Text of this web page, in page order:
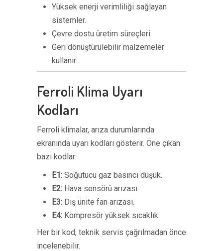
Yüksek enerji verimliliği sağlayan
sistemler.
Çevre dostu üretim süreçleri.
Geri dönüştürülebilir malzemeler
kullanır.
Ferroli Klima Uyarı
Kodları
Ferroli klimalar, arıza durumlarında
ekranında uyarı kodları gösterir. Öne çıkan
bazı kodlar:
E1: Soğutucu gaz basıncı düşük.
E2: Hava sensörü arızası.
E3: Dış ünite fan arızası.
E4: Kompresör yüksek sıcaklık.
Her bir kod, teknik servis çağrılmadan önce
incelenebilir.